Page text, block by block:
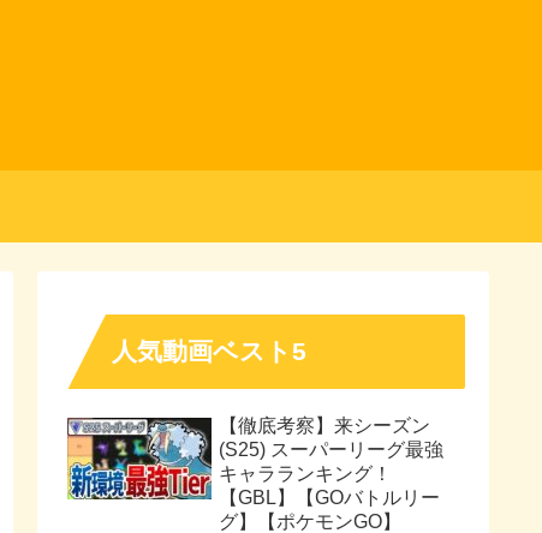
人気動画ベスト5
【徹底考察】来シーズン
(S25) スーパーリーグ最強
キャラランキング！
【GBL】【GOバトルリー
グ】【ポケモンGO】